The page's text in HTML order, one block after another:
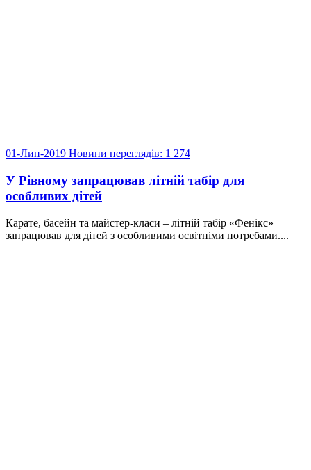
01-Лип-2019 Новини переглядів: 1 274
У Рівному запрацював літній табір для
особливих дітей
Карате, басейн та майстер-класи – літній табір «Фенікс»
запрацював для дітей з особливими освітніми потребами....